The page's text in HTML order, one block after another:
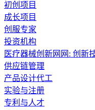
初创项目
成长项目
创服专家
投资机构
医疗器械创新网网: 创新
供应链管理
产品设计代工
实验与注册
专利与人才